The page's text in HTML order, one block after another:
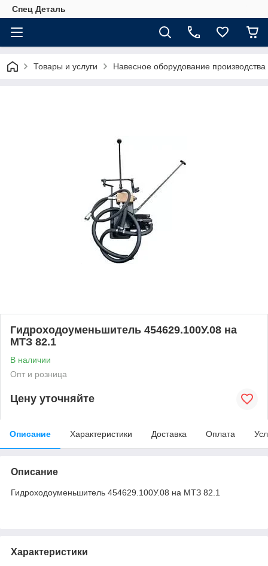
Спец Деталь
Товары и услуги Навесное оборудование
Гидроходоуменьшитель 454629.100У.08 на
МТЗ 82.1
В наличии
Опт и розница
Цену уточняйте
Описание Характеристики Доставка Оплата
Описание
Гидроходоуменьшитель 454629.100У.08 на МТЗ 82.1
Характеристики